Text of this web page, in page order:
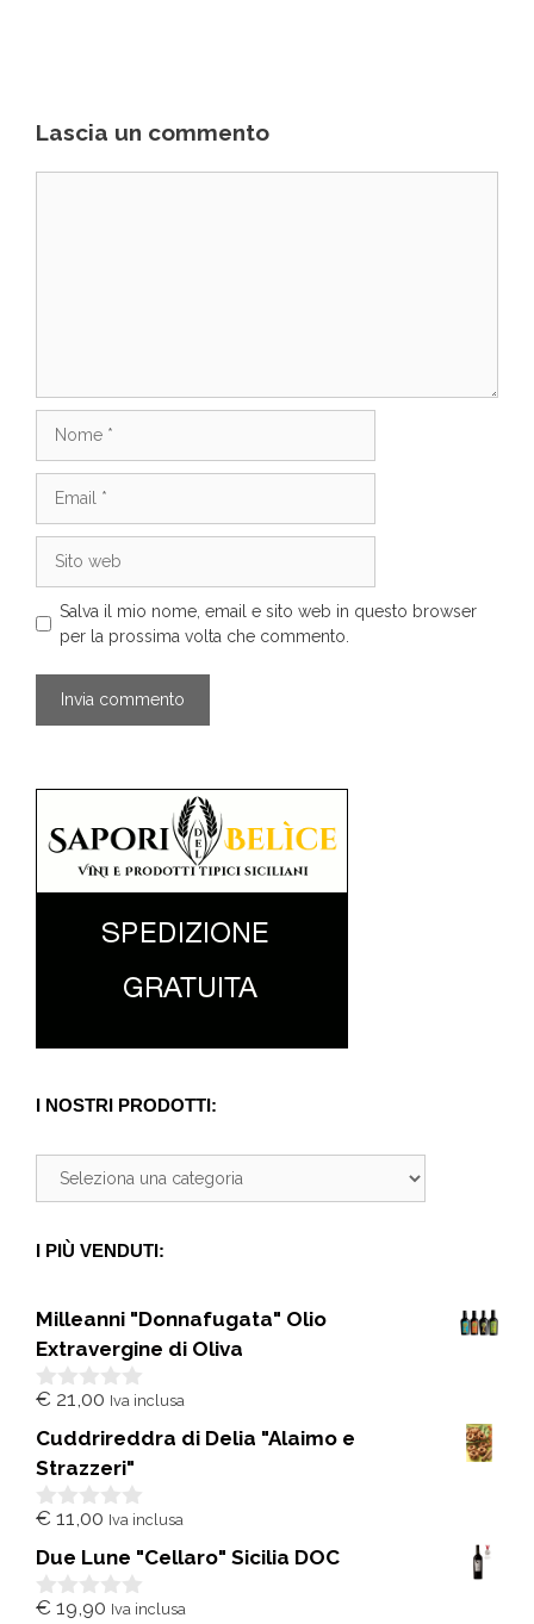
Lascia un commento
web
Salva il mio nome, email e sito web in questo browser
per la prossima volta che commento.
I NOSTRI PRODOTTI:
I PIÙ VENDUTI:
Milleanni "Donnafugata" Olio
Extravergine di Oliva
0
u
5
€ 21,00 Iva inclusa
Cuddrireddra di Delia "Alaimo e
Strazzeri"
0
u
5
€ 11,00 Iva inclusa
Due Lune "Cellaro" Sicilia DOC
0
€ 19,90 Iva inclusa